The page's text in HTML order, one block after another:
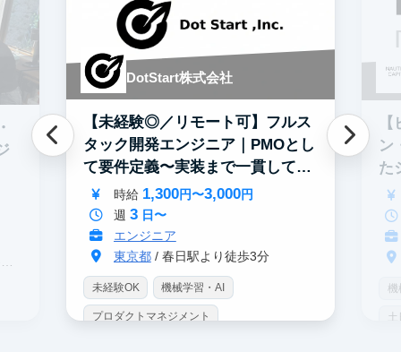
DotStart株式会社
【未経験◎／リモート可】フルス
タック開発エンジニア｜PMOとし
て要件定義〜実装まで一貫して担
当
時給 1,300円〜3,000円
週 3日〜
エンジニア
東京都/ 春日駅より徒歩3分
未経験OK 機械学習・AI
プロダクトマネジメント
ン
た
機